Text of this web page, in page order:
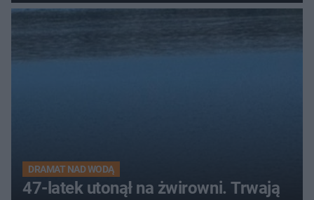
DRAMAT NAD WODĄ
47-latek utonął na żwirowni. Trwają